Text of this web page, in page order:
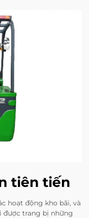
tiên tiến
hoạt động kho bãi, và
được trang bị những